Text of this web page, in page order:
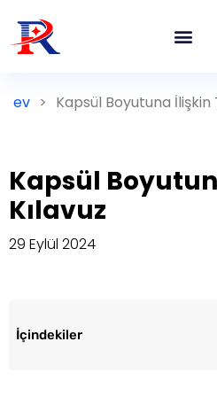
ev > Kapsül Boyutuna İlişkin
Kapsül
Kılavuz
29 Eylül 2024
İçindekiler